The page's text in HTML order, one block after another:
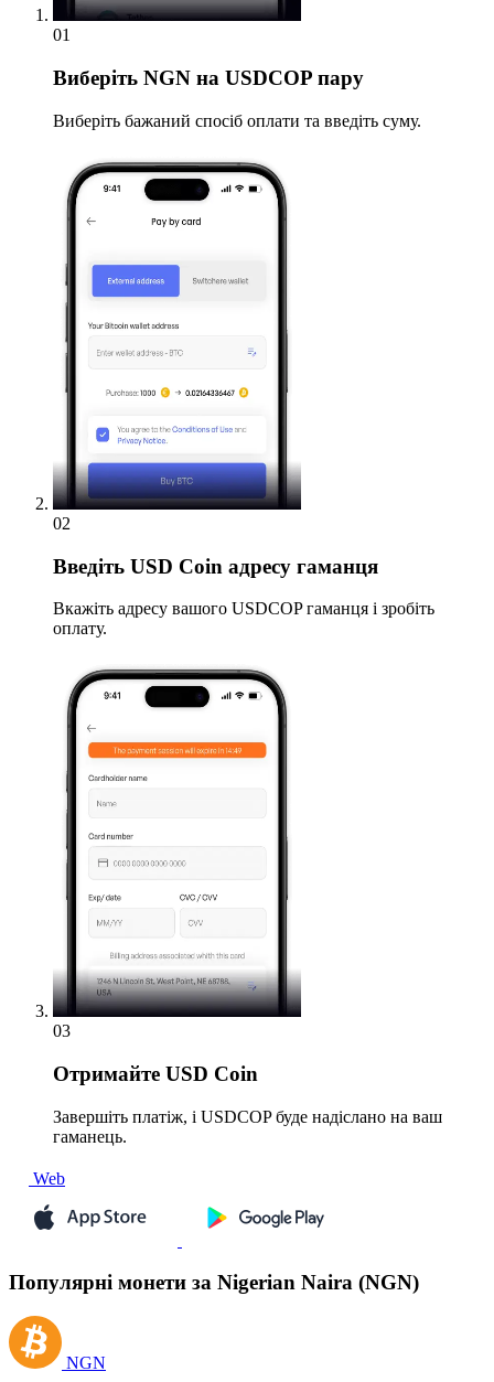
01
Виберіть NGN на USDCOP пару
Виберіть бажаний спосіб оплати та введіть суму.
02
Введіть USD Coin адресу гаманця
Вкажіть адресу вашого USDCOP гаманця і зробіть
оплату.
03
Отримайте USD Coin
Завершіть платіж, і USDCOP буде надіслано на ваш
гаманець.
Web
Популярні монети за Nigerian Naira (NGN)
NGN